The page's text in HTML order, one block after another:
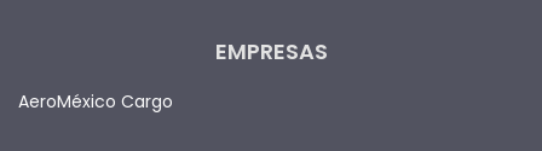
EMPRESAS
AeroMéxico Cargo